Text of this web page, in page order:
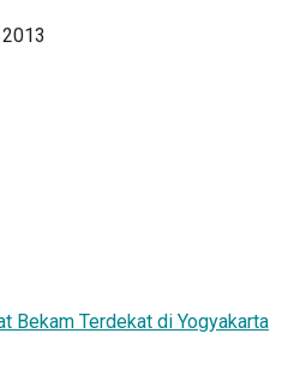
Bekam Terdekat di Yogyakarta